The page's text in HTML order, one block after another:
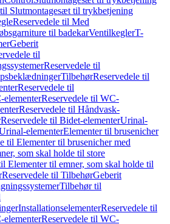
Slutmontagesæt til trykbetjening
Reservedele til Med
til badekarVentilkeglerT-
Geberit
til
Reservedele til
TilbehørReservedele til
Reservedele til
elementerReservedele til WC-
Reservedele til Håndvask-
Reservedele til Bidet-elementerUrinal-
elementerElementer til brusenicher
til Elementer til brusenicher med
som skal holde til store
Elementer til emner, som skal holde til
Reservedele til TilbehørGeberit
Tilbehør til
InstallationselementerReservedele til
elementerReservedele til WC-